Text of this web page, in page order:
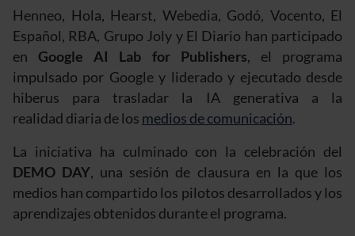
Henneo, Hola, Hearst, Webedia, Godó, Vocento, El
Español, RBA, Grupo Joly y El Diario han participado
en Google AI Lab for Publishers, el programa
impulsado por Google y liderado y ejecutado desde
hiberus para trasladar la IA generativa a la
realidad diaria de los medios de comunicación.
La iniciativa ha culminado con la celebración del
DEMO DAY, una sesión de clausura en la que los
medios han compartido los pilotos desarrollados y los
aprendizajes obtenidos durante el programa.